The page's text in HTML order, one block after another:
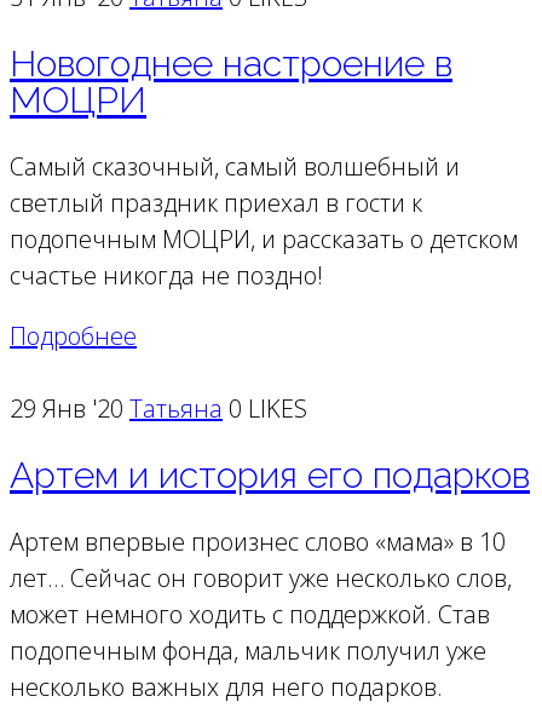
Новогоднее настроение в
МОЦРИ
Самый сказочный, самый волшебный и
светлый праздник приехал в гости к
подопечным МОЦРИ, и рассказать о детском
счастье никогда не поздно!
Подробнее
29 Янв '20 Татьяна 0 LIKES
Артем и история его подарков
Артем впервые произнес слово «мама» в 10
лет… Сейчас он говорит уже несколько слов,
может немного ходить с поддержкой. Став
подопечным фонда, мальчик получил уже
несколько важных для него подарков.